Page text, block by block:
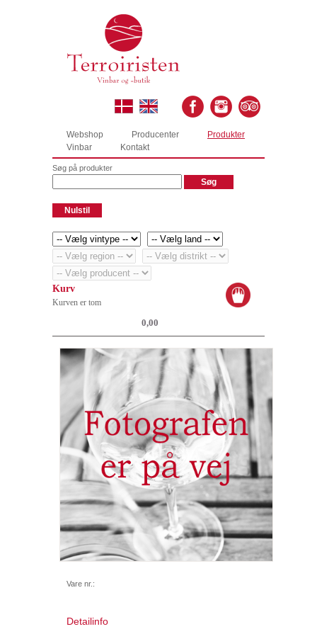
Webshop Producenter
Produkter
Vinbar
Kontakt
Søg på produkter
Kurv
Kurven er tom
0,00
Vare nr.:
Detailinfo